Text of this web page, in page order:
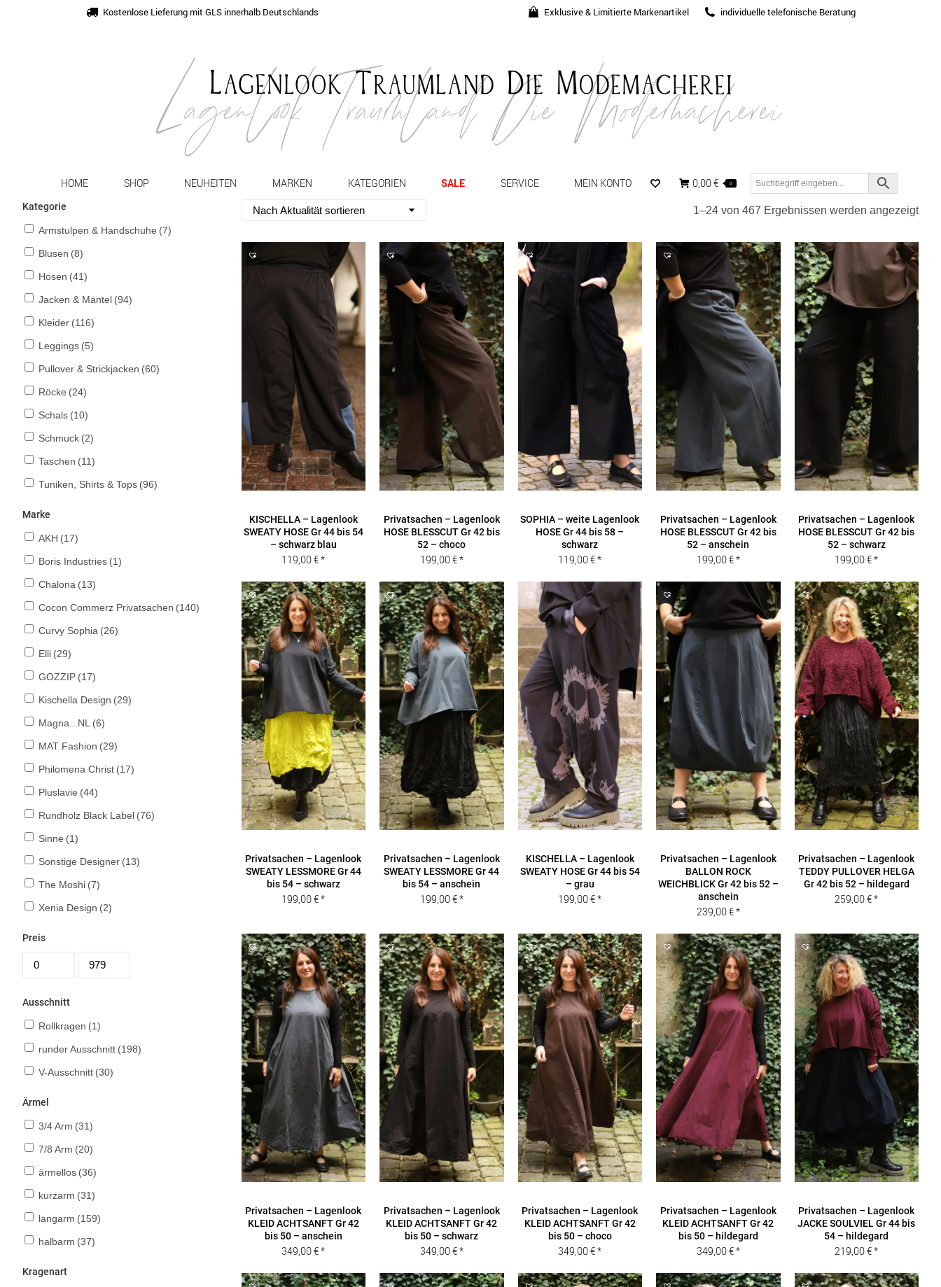
Kostenlose Lieferung mit GLS innerhalb Deutschlands Exklusive & Limitierte Markenartikel individuelle telefonische Beratung
HOME SHOP NEUHEITEN MARKEN KATEGORIEN SALE SERVICE MEIN KONTO 0,00€ 0
1–24 von 467 Ergebnissen werden angezeigt
KISCHELLA – Lagenlook
SWEATY HOSE Gr 44 bis 54
– schwarz blau
119,00€
Privatsachen – Lagenlook
HOSE BLESSCUT Gr 42 bis
52 – choco
199,00€
SOPHIA – weite Lagenlook
HOSE Gr 44 bis 58 –
schwarz
119,00€
Privatsachen – Lagenlook
HOSE BLESSCUT Gr 42 bis
52 – anschein
199,00€
Privatsachen – Lagenlook
HOSE BLESSCUT Gr 42 bis
52 – schwarz
199,00€
Privatsachen – Lagenlook
SWEATY LESSMORE Gr 44
bis 54 – schwarz
199,00€
Privatsachen – Lagenlook
SWEATY LESSMORE Gr 44
bis 54 – anschein
199,00€
KISCHELLA – Lagenlook
SWEATY HOSE Gr 44 bis 54
– grau
199,00€
Privatsachen – Lagenlook
BALLON ROCK
WEICHBLICK Gr 42 bis 52 –
anschein
239,00€
Privatsachen – Lagenlook
TEDDY PULLOVER HELGA
Gr 42 bis 52 – hildegard
259,00€
Privatsachen – Lagenlook
KLEID ACHTSANFT Gr 42
bis 50 – anschein
349,00€
Privatsachen – Lagenlook
KLEID ACHTSANFT Gr 42
bis 50 – schwarz
349,00€
Privatsachen – Lagenlook
KLEID ACHTSANFT Gr 42
bis 50 – choco
349,00€
Privatsachen – Lagenlook
KLEID ACHTSANFT Gr 42
bis 50 – hildegard
349,00€
Privatsachen – Lagenlook
JACKE SOULVIEL Gr 44 bis
54 – hildegard
219,00€
Kategorie
Armstulpen & Handschuhe (7)
Blusen (8)
Hosen (41)
Jacken & Mäntel (94)
Kleider (116)
Leggings (5)
Pullover & Strickjacken (60)
Röcke (24)
Schals (10)
Schmuck (2)
Taschen (11)
Tuniken, Shirts & Tops (96)
Marke
AKH (17)
Boris Industries (1)
Chalona (13)
Cocon Commerz Privatsachen (140)
Curvy Sophia (26)
Elli (29)
GOZZIP (17)
Kischella Design (29)
Magna...NL (6)
MAT Fashion (29)
Philomena Christ (17)
Pluslavie (44)
Rundholz Black Label (76)
Sinne (1)
Sonstige Designer (13)
The Moshi (7)
Xenia Design (2)
Preis
Ausschnitt
Rollkragen (1)
runder Ausschnitt (198)
V-Ausschnitt (30)
Ärmel
3/4 Arm (31)
7/8 Arm (20)
ärmellos (36)
kurzarm (31)
langarm (159)
halbarm (37)
Kragenart